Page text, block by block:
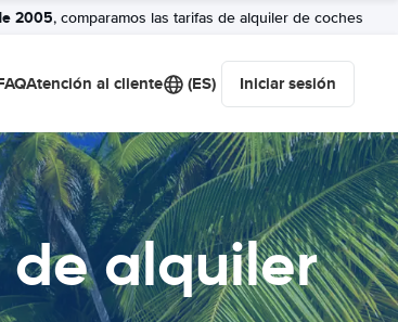
2005, comparamos las tarifas de alquiler de coches
Atención al cliente (ES) Iniciar sesión
de alquiler